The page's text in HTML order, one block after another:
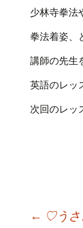
少林寺拳法
拳法着姿、
講師の先生
英語のレッ
次回のレッ
Post
← ♡う